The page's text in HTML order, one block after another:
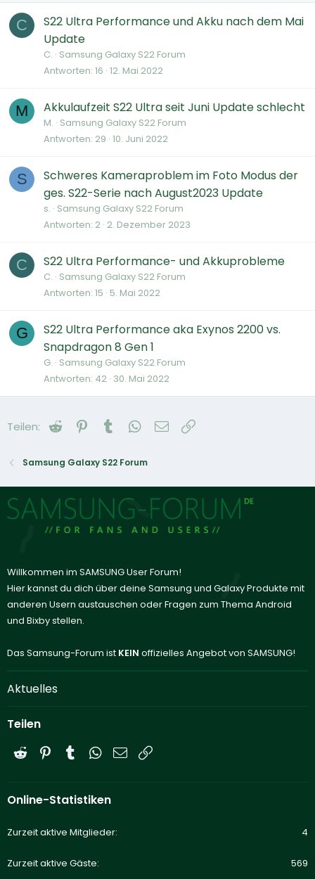
C
S22 Ultra Performance und Akku nach dem Mai
Update
C. Samsung Galaxy S22 Forum
Antworten 16 12. Mai 2022
M Akkulaufzeit S22 Ultra seit Juni Update schlecht
M. Samsung Galaxy S22 Forum
Antworten 29 10. Juni 2022
S
Schweres Kameraproblem im Foto Modus der
ges. S22-Serie nach August2023 Update
s. Samsung Galaxy S22 Forum
Antworten 2 2. Dezember 2023
C S22 Ultra Performance- und Akkuprobleme
C. Samsung Galaxy S22 Forum
Antworten 15 5. Mai 2022
G
S22 Ultra Performance aka Exynos 2200 vs.
Snapdragon 8 Gen 1
G. Samsung Galaxy S22 Forum
Antworten 42 30. Mai 2022
Teilen: Reddit Pinterest
Tumblr WhatsApp
E-Mail
Samsung Galaxy S22 Forum
Willkommen im SAMSUNG User Forum!
Hier kannst du dich über deine Samsung und Galaxy Produkte mit
anderen Usern austauschen oder Fragen zum Thema Android
und Bixby stellen.
Das Samsung-Forum ist KEIN offizielles Angebot von SAMSUNG!
Aktuelles
Teilen
Reddit PinterestTumblrWhatsApp
E-Mail
Online-Statistiken
Zurzeit aktive Mitglieder 4
Zurzeit aktive Gäste 569